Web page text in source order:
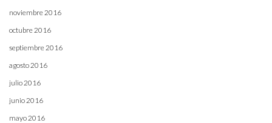
noviembre 2016
octubre 2016
septiembre 2016
agosto 2016
julio 2016
junio 2016
mayo 2016